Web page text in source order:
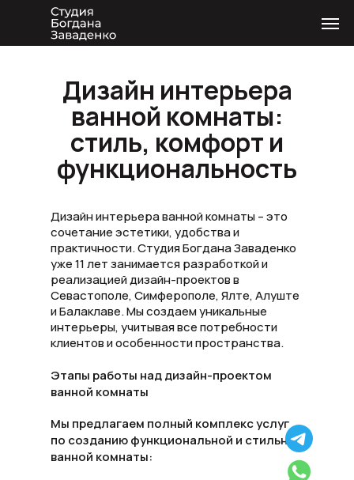
Дизайн интерьера
ванной комнаты:
стиль, комфорт и
функциональность
Этапы работы над дизайн-проектом
ванной комнаты
Мы предлагаем полный комплекс услуг
по созданию функциональной и стильной
ванной комнаты:
Дизайн интерьера ванной комнаты – это
сочетание эстетики, удобства и
практичности. Студия Богдана Заваденко
уже 11 лет занимается разработкой и
реализацией дизайн-проектов в
Севастополе, Симферополе, Ялте, Алуште
и Балаклаве. Мы создаем уникальные
интерьеры, учитывая все потребности
клиентов и особенности пространства.